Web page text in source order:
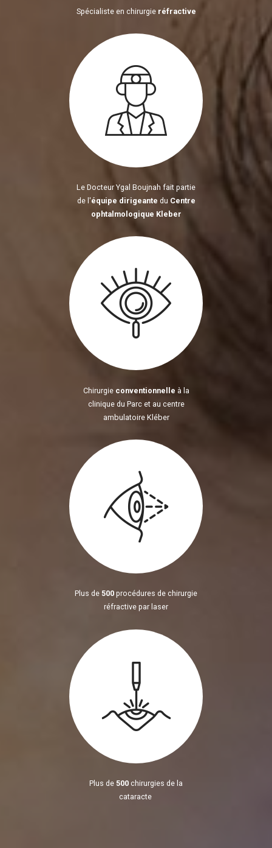
Spécialiste en chirurgie réfractive
Le Docteur Ygal Boujnah fait partie
de l'équipe dirigeante du Centre
ophtalmologique Kleber
Chirurgie conventionnelle à la
clinique du Parc et au centre
ambulatoire Kléber
Plus de 500 procédures de chirurgie
réfractive par laser
Plus de 500 chirurgies de la
cataracte